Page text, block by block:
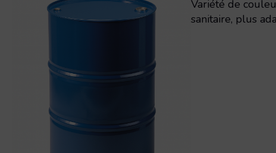
Variété de
sanitaire, plus